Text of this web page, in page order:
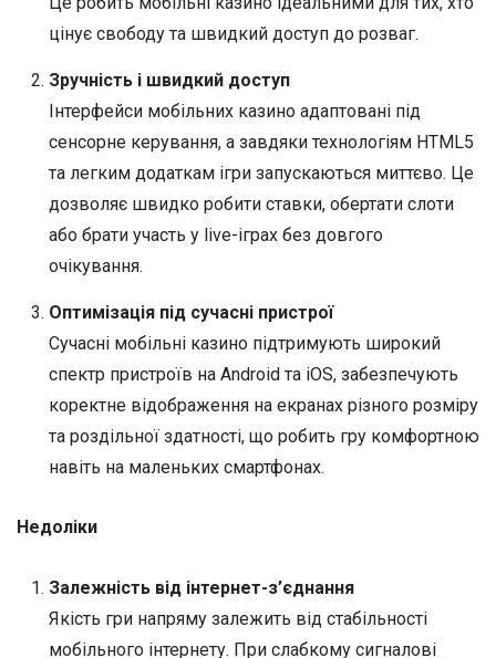
цінує свободу та швидкий доступ до розваг.
Зручність і швидкий доступ
Інтерфейси мобільних казино адаптовані під
сенсорне керування, а завдяки технологіям HTML5
та легким додаткам ігри запускаються миттєво. Це
дозволяє швидко робити ставки, обертати слоти
або брати участь у live-іграх без довгого
очікування.
Оптимізація під сучасні пристрої
Сучасні мобільні казино підтримують широкий
спектр пристроїв на Android та iOS, забезпечують
коректне відображення на екранах різного розміру
та роздільної здатності, що робить гру комфортною
навіть на маленьких смартфонах.
Недоліки
Залежність від інтернет-з’єднання
Якість гри напряму залежить від стабільності
мобільного інтернету. При слабкому сигналові